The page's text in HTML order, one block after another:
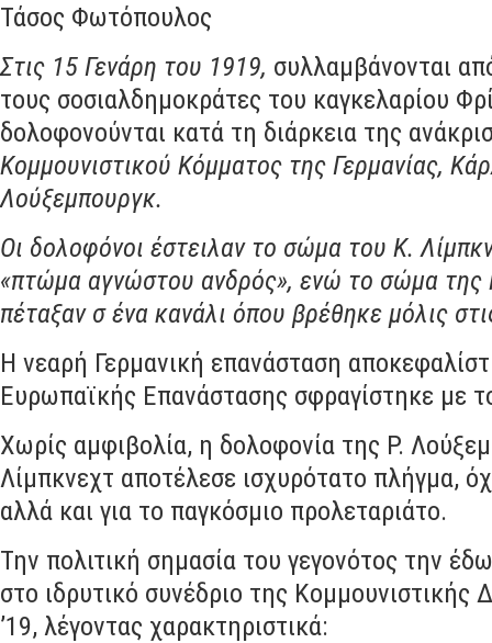
Τάσος Φωτόπουλος
Στις 15 Γενάρη του 1919, συλλαμβάνονται
τους σοσιαλδημοκράτες του καγκελαρίου
δολοφονούνται κατά τη διάρκεια της
Κομμουνιστικού Κόμματος της Γερμανίας,
Λούξεμπουργκ.
Οι δολοφόνοι έστειλαν το σώμα του Κ.
«πτώμα αγνώστου ανδρός», ενώ το σώμα της
πέταξαν σ ένα κανάλι όπου βρέθηκε μόλις
Η νεαρή Γερμανική επανάσταση
Ευρωπαϊκής Επανάστασης σφραγίστηκε με
Χωρίς αμφιβολία, η δολοφονία της Ρ.
Λίμπκνεχτ αποτέλεσε ισχυρότατο πλήγμα,
αλλά και για το παγκόσμιο προλεταριάτο.
Την πολιτική σημασία του γεγονότος την
στο ιδρυτικό συνέδριο της Κομμουνιστικής
’19, λέγοντας χαρακτηριστικά: